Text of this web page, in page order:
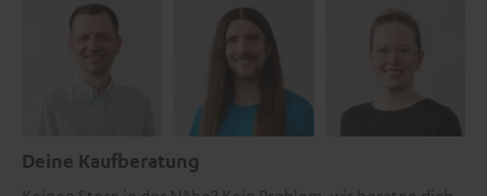
Deine Kaufberatung